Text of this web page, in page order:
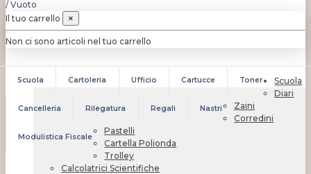
/ Vuoto
Il tuo carrello
×
Non ci sono articoli nel tuo carrello
Scuola Cartoleria Ufficio Cartucce Toner
Cancelleria Rilegatura Regali Nastri
Modulistica Fiscale
Scuola
Diari
Zaini
Corredini
Pastelli
Cartella Polionda
Trolley
Calcolatrici Scientifiche